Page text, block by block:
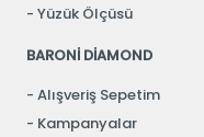
Yüzük Ölçüsü
BARONİ DİAMOND
Alışveriş Sepetim
Kampanyalar